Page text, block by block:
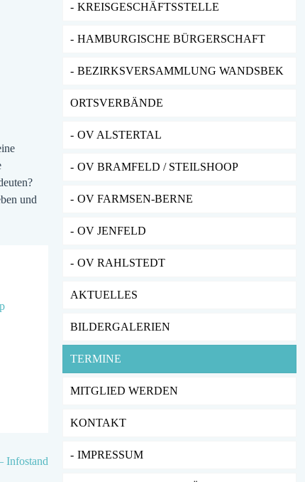
und
Infostand
KREISGESCHÄFTSSTELLE
HAMBURGISCHE BÜRGERSCHAFT
BEZIRKSVERSAMMLUNG WANDSBEK
ORTSVERBÄNDE
OV ALSTERTAL
OV BRAMFELD / STEILSHOOP
OV FARMSEN-BERNE
OV JENFELD
OV RAHLSTEDT
AKTUELLES
BILDERGALERIEN
TERMINE
MITGLIED WERDEN
KONTAKT
IMPRESSUM